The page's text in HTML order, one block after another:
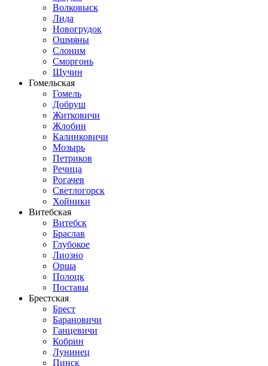
Волковыск
Лида
Новогрудок
Ошмяны
Слоним
Сморгонь
Щучин
Гомельская
Гомель
Добруш
Житковичи
Жлобин
Калинковичи
Мозырь
Петриков
Речица
Рогачев
Светлогорск
Хойники
Витебская
Витебск
Браслав
Глубокое
Лиозно
Орша
Полоцк
Поставы
Брестская
Брест
Барановичи
Ганцевичи
Кобрин
Лунинец
Пинск